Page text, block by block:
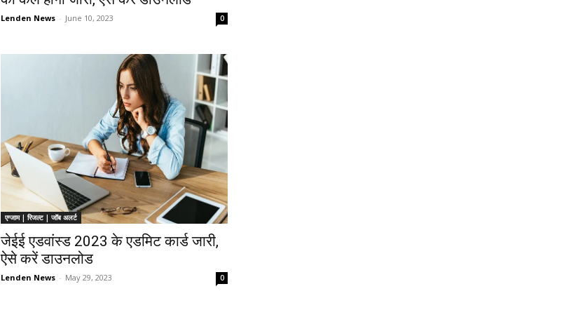
Lenden News - June 10, 2023 0
एग्जाम | रिजल्ट | जॉब अलर्ट
जेईई एडवांस्ड 2023 के एडमिट कार्ड जारी,
ऐसे करें डाउनलोड
Lenden News - May 29, 2023 0